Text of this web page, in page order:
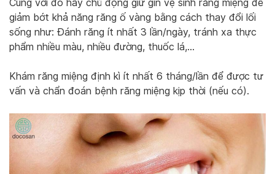
Cùng với đó hãy chủ động giữ gìn vệ sinh răng miệng để
giảm bớt khả năng răng ố vàng bằng cách thay đổi lối
sống như: Đánh răng ít nhất 3 lần/ngày, tránh xa thực
phẩm nhiều màu, nhiều đường, thuốc lá,…
Khám răng miệng định kì ít nhất 6 tháng/lần để được tư
vấn và chẩn đoán bệnh răng miệng kịp thời (nếu có).